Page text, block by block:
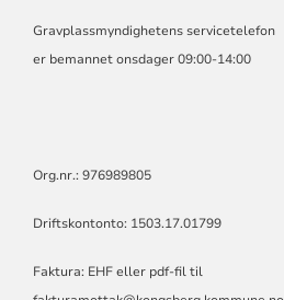
Gravplassmyndighetens servicetelefon
er bemannet onsdager 09:00-14:00
Org.nr.: 976989805
Driftskontonto: 1503.17.01799
Faktura: EHF eller pdf-fil til